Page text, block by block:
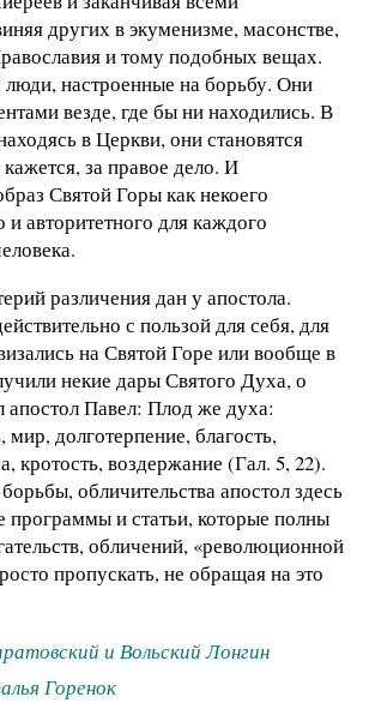
других в экуменизме, масонстве,
и тому подобных вещах.
люди, настроенные на борьбу. Они
везде, где бы ни находились. В
в Церкви, они становятся
за правое дело. И
Святой Горы как некоего
и авторитетного для каждого
различения дан у апостола.
с пользой для себя, для
на Святой Горе или вообще в
некие дары Святого Духа, о
апостол Павел: Плод же духа:
долготерпение, благость,
кротость, воздержание (Гал. 5, 22).
обличительства апостол здесь
программы и статьи, которые полны
обличений, «революционной
пропускать, не обращая на это
и Вольский Лонгин
Горенок